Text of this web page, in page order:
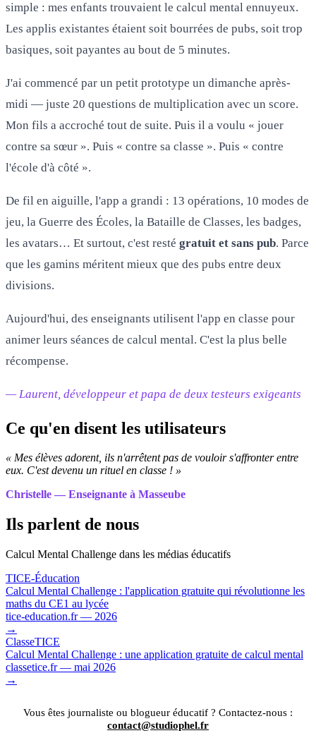
simple : mes enfants trouvaient le calcul mental ennuyeux.
Les applis existantes étaient soit bourrées de pubs, soit trop
basiques, soit payantes au bout de 5 minutes.
J'ai commencé par un petit prototype un dimanche après-
midi — juste 20 questions de multiplication avec un score.
Mon fils a accroché tout de suite. Puis il a voulu « jouer
contre sa sœur ». Puis « contre sa classe ». Puis « contre
l'école d'à côté ».
De fil en aiguille, l'app a grandi : 13 opérations, 10 modes de
jeu, la Guerre des Écoles, la Bataille de Classes, les badges,
les avatars… Et surtout, c'est resté gratuit et sans pub. Parce
que les gamins méritent mieux que des pubs entre deux
divisions.
Aujourd'hui, des enseignants utilisent l'app en classe pour
animer leurs séances de calcul mental. C'est la plus belle
récompense.
— Laurent, développeur et papa de deux testeurs exigeants
Ce qu'en disent les utilisateurs
« Mes élèves adorent, ils n'arrêtent pas de vouloir s'affronter entre
eux. C'est devenu un rituel en classe ! »
Christelle — Enseignante à Masseube
Ils parlent de nous
Calcul Mental Challenge dans les médias éducatifs
TICE-Éducation
Calcul Mental Challenge : l'application gratuite qui révolutionne les
maths du CE1 au lycée
tice-education.fr — 2026
→
ClasseTICE
Calcul Mental Challenge : une application gratuite de calcul mental
classetice.fr — mai 2026
→
Vous êtes journaliste ou blogueur éducatif ? Contactez-nous :
contact@studiophel.fr